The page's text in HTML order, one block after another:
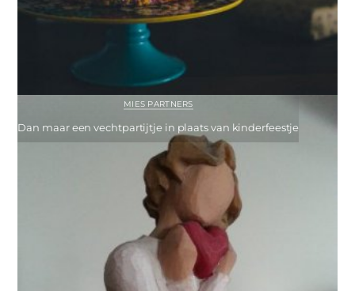
MIES PARTNERS
Dan maar een vechtpartijtje in plaats van kinderfeestje